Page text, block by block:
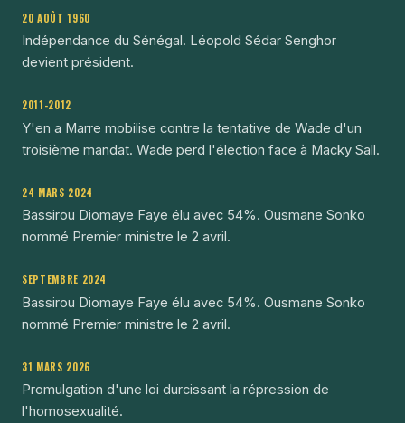
20 AOÛT 1960
Indépendance du Sénégal. Léopold Sédar Senghor
devient président.
2011-2012
Y'en a Marre mobilise contre la tentative de Wade d'un
troisième mandat. Wade perd l'élection face à Macky Sall.
24 MARS 2024
Bassirou Diomaye Faye élu avec 54%. Ousmane Sonko
nommé Premier ministre le 2 avril.
SEPTEMBRE 2024
Bassirou Diomaye Faye élu avec 54%. Ousmane Sonko
nommé Premier ministre le 2 avril.
31 MARS 2026
Promulgation d'une loi durcissant la répression de
l'homosexualité.